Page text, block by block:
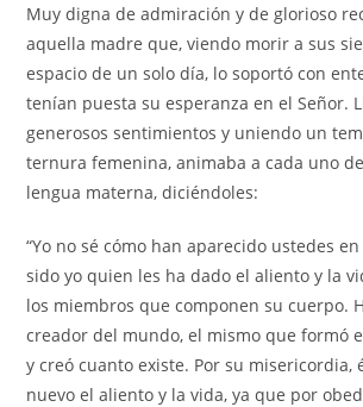
Muy digna de admiración y de glorioso
aquella madre que, viendo morir a sus
espacio de un solo día, lo soportó con
tenían puesta su esperanza en el Señor.
generosos sentimientos y uniendo un
ternura femenina, animaba a cada uno
lengua materna, diciéndoles:
“Yo no sé cómo han aparecido ustedes
sido yo quien les ha dado el aliento y la
los miembros que componen su cuerpo.
creador del mundo, el mismo que formó
y creó cuanto existe. Por su misericordia,
nuevo el aliento y la vida, ya que por